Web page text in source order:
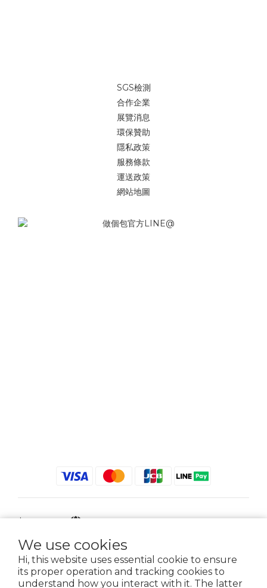
We use cookies
Hi, this website uses essential cookie to ensure
its proper operation and tracking cookies to
understand how you interact with it. The latter
SGS檢測
合作企業
展覽消息
環保贊助
隱私政策
服務條款
運送政策
網站地圖
$ TWD English
2021 © iGreenbag | DoaBag | Working Hrs 8:30 - 18:00｜新北市新莊區中正路